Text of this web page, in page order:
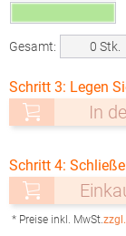
Gesamt: 0 Stk.
Schritt 3: Legen
In
Schritt 4:
* Preise inkl. MwSt.